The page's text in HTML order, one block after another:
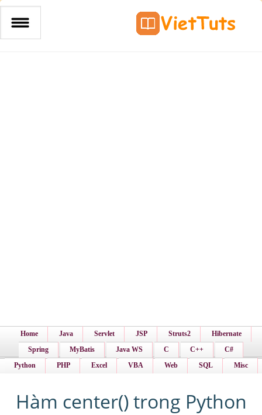
Home Java Servlet JSP Struts2
Hibernate
Spring
MyBatis Java WS C C++
C#
Python
PHP Excel VBA Web SQL Misc
Hàm center() trong Python